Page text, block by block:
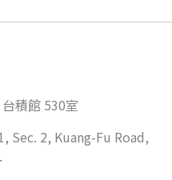
積館 530室
Sec. 2, Kuang-Fu Road,